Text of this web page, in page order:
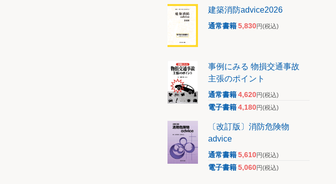
建築消防advice2026
通常書籍5,830円(税込)
事例にみる 物損交通事故
主張のポイント
通常書籍4,620円(税込)
電子書籍4,180円(税込)
〔改訂版〕消防危険物
advice
通常書籍5,610円(税込)
電子書籍5,060円(税込)